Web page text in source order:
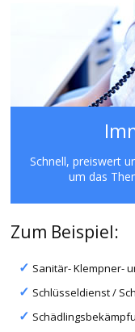
Schnell, preiswert
um das
Zum Beispiel:
Sanitär- Klempner-
Schlüsseldienst /